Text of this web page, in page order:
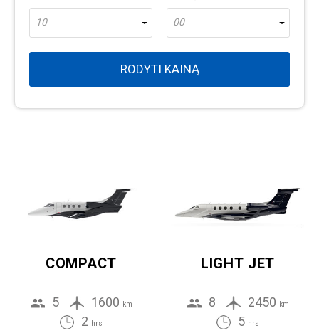
10
00
RODYTI KAINĄ
COMPACT
5 1600 km
2 hrs
LIGHT JET
8 2450 km
5 hrs